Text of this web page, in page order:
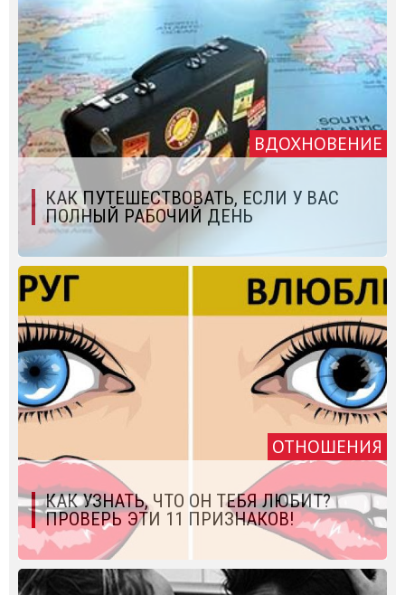
ВДОХНОВЕНИЕ
КАК ПУТЕШЕСТВОВАТЬ, ЕСЛИ У ВАС
ПОЛНЫЙ РАБОЧИЙ ДЕНЬ
ОТНОШЕНИЯ
КАК УЗНАТЬ, ЧТО ОН ТЕБЯ ЛЮБИТ?
ПРОВЕРЬ ЭТИ 11 ПРИЗНАКОВ!